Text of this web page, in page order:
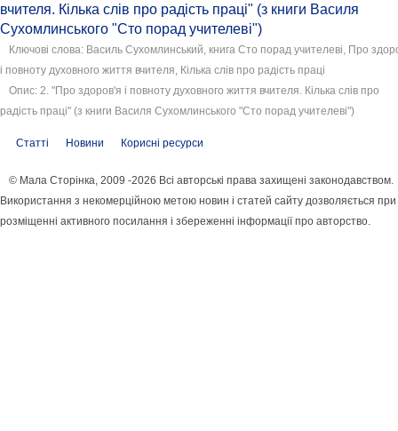
вчителя. Кілька слів про радість праці" (з книги Василя
Сухомлинського "Сто порад учителеві")
Ключові слова: Василь Сухомлинський, книга Сто порад учителеві, Про
і повноту духовного життя вчителя, Кілька слів про радість праці
Опис: 2. "Про здоров'я і повноту духовного життя вчителя. Кілька слів про
радість праці" (з книги Василя Сухомлинського "Сто порад учителеві")
Статті Новини Корисні ресурси
© Мала Сторінка, 2009 -2026 Всі авторські права захищені законодавством.
Використання з некомерційною метою новин і статей сайту дозволяється при
розміщенні активного посилання і збереженні інформації про авторство.